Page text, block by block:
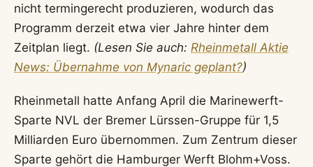
nicht termingerecht produzieren, wodurch das
Programm derzeit etwa vier Jahre hinter dem
Zeitplan liegt. (Lesen Sie auch: Rheinmetall Aktie
News: Übernahme von Mynaric geplant?)
Rheinmetall hatte Anfang April die Marinewerft-
Sparte NVL der Bremer Lürssen-Gruppe für 1,5
Milliarden Euro übernommen. Zum Zentrum dieser
Sparte gehört die Hamburger Werft Blohm+Voss.